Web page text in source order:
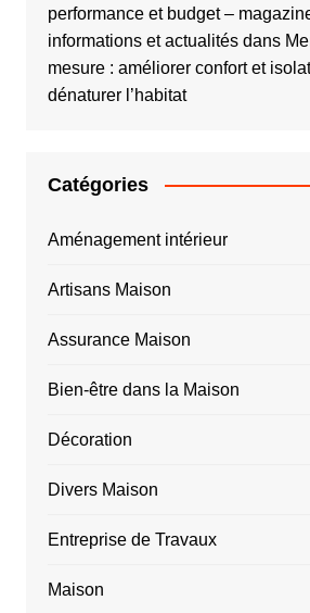
performance et budget –
informations et actualitésdans
mesure : améliorer confort et
dénaturer l’habitat
Catégories
Aménagement intérieur
Artisans Maison
Assurance Maison
Bien-être dans la Maison
Décoration
Divers Maison
Entreprise de Travaux
Maison